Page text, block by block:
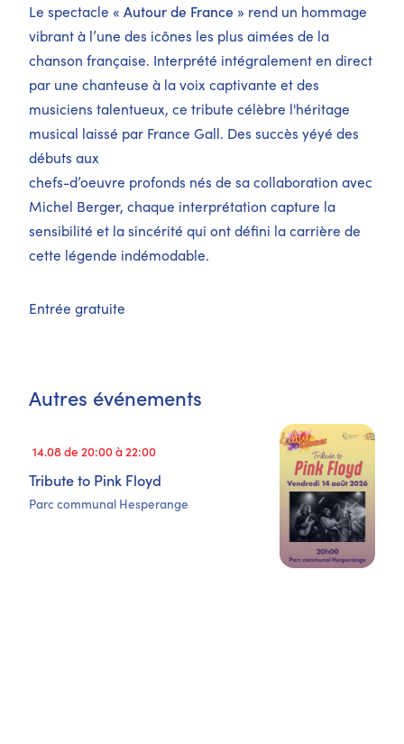
Le spectacle « Autour de France » rend un hommage
vibrant à l’une des icônes les plus aimées de la
chanson française. Interprété intégralement en direct
par une chanteuse à la voix captivante et des
musiciens talentueux, ce tribute célèbre l'héritage
musical laissé par France Gall. Des succès yéyé des
débuts aux
chefs-d’oeuvre profonds nés de sa collaboration avec
Michel Berger, chaque interprétation capture la
sensibilité et la sincérité qui ont défini la carrière de
cette légende indémodable.
Entrée gratuite
Autres événements
14.08 de 20:00 à 22:00
Tribute to Pink Floyd
Parc communal Hesperange